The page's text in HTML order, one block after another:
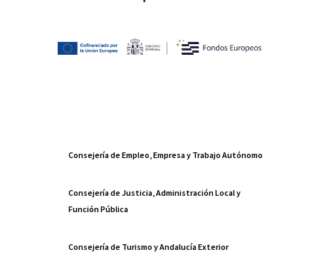
Consejería de Empleo, Empresa y Trabajo Autónomo
Consejería de Justicia, Administración Local y
Función Pública
Consejería de Turismo y Andalucía Exterior